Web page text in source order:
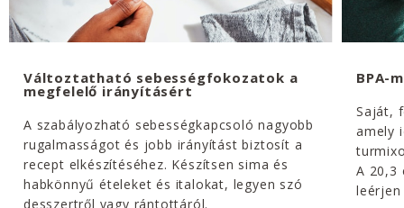
Változtatható sebességfokozatok a
megfelelő irányításért
A szabályozható sebességkapcsoló nagyobb
rugalmasságot és jobb irányítást biztosít a
recept elkészítéséhez. Készítsen sima és
habkönnyű ételeket és italokat, legyen szó
desszertről vagy rántottáról.
BPA-
Saját,
amely
A 20,3
leérjen